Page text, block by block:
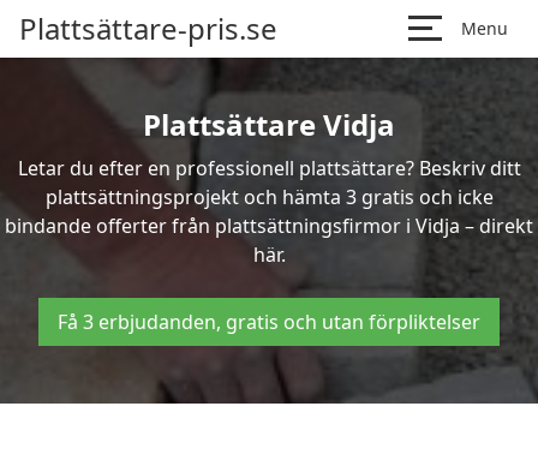
Plattsättare-pris.se Menu
Plattsättare Vidja
Letar du efter en professionell plattsättare? Beskriv ditt
plattsättningsprojekt och hämta 3 gratis och icke
bindande offerter från plattsättningsfirmor i Vidja – direkt
här.
Få 3 erbjudanden, gratis och utan förpliktelser